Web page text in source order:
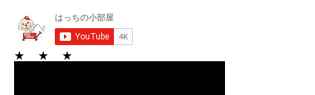
★ ★ ★